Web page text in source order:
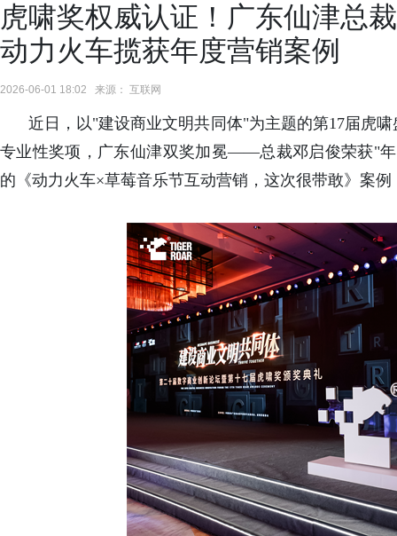
虎啸奖权威认证！广东仙津总
动力火车揽获年度营销案例
2026-06-01 18:02 来源： 互联网
近日，以"建设商业文明共同体"为主题的第17届虎
专业性奖项，广东仙津双奖加冕——总裁邓启俊荣获"
的《动力火车×草莓音乐节互动营销，这次很带敢》案